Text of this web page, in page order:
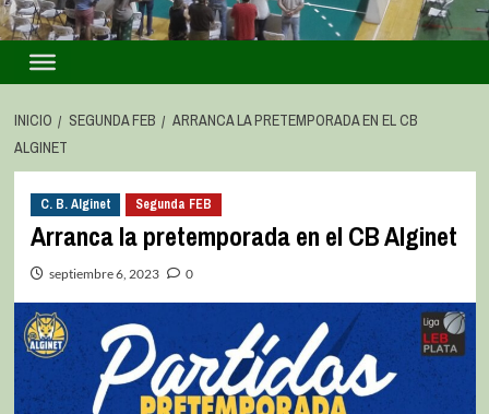
INICIO SEGUNDA FEB
ARRANCA LA PRETEMPORADA EN EL CB
ALGINET
C. B. Alginet Segunda FEB
Arranca la pretemporada en el CB Alginet
septiembre 6, 2023 0